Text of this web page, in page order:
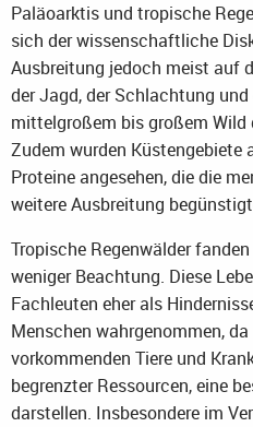
Paläoarktis und tropische
sich der wissenschaftliche
Ausbreitung jedoch meist auf
der Jagd, der Schlachtung und
mittelgroßem bis großem Wild
Zudem wurden Küstengebiete
Proteine angesehen, die die
weitere Ausbreitung
Tropische Regenwälder
weniger Beachtung. Diese
Fachleuten eher als
Menschen wahrgenommen,
vorkommenden Tiere und
begrenzter Ressourcen, eine
darstellen. Insbesondere im